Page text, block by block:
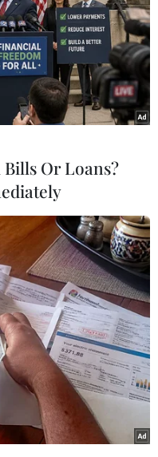
khoản mạng xã hội
tỷ phú này đang
nhân Nhà
web
có thể tìm thấy
các chính sách của
như các thông tin
sản này.
của đội ngũ
Trump là
tải dòng trạng
nội dung: "Hợp
đầu nhiệm vụ
và làm hồi sinh
quyền lực của
New Jersey Chris
Or Loans?